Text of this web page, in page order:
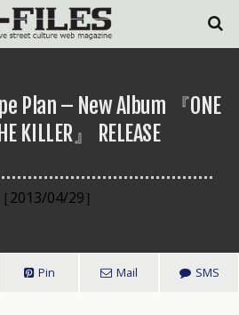
Plan – New Album 『ONE
KILLER』 RELEASE
［2013/04/29］
Pin Mail SMS